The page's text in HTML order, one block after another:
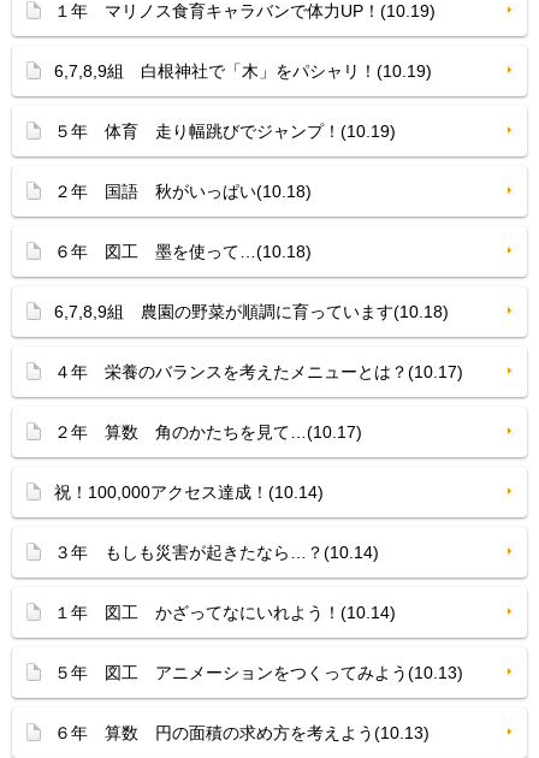
１年 マリノス食育キャラバンで体力UP！(10.19)
6,7,8,9組 白根神社で「木」をパシャリ！(10.19)
５年 体育 走り幅跳びでジャンプ！(10.19)
２年 国語 秋がいっぱい(10.18)
６年 図工 墨を使って…(10.18)
6,7,8,9組 農園の野菜が順調に育っています(10.18)
４年 栄養のバランスを考えたメニューとは？(10.17)
２年 算数 角のかたちを見て…(10.17)
祝！100,000アクセス達成！(10.14)
３年 もしも災害が起きたなら…？(10.14)
１年 図工 かざってなにいれよう！(10.14)
５年 図工 アニメーションをつくってみよう(10.13)
６年 算数 円の面積の求め方を考えよう(10.13)